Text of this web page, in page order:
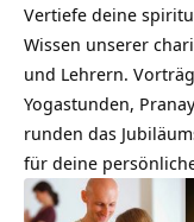
Vertiefe deine
Wissen unserer
und Lehrern.
Yogastunden,
runden das
für deine